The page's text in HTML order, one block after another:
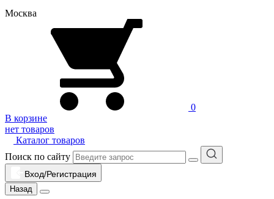
Москва
0
В корзине
нет товаров
Каталог товаров
Поиск по сайту
Вход/Регистрация
Назад